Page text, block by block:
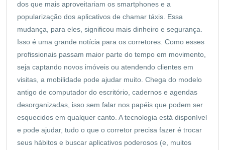
dos que mais aproveitariam os smartphones e a
popularização dos aplicativos de chamar táxis. Essa
mudança, para eles, significou mais dinheiro e segurança.
Isso é uma grande notícia para os corretores. Como esses
profissionais passam maior parte do tempo em movimento,
seja captando novos imóveis ou atendendo clientes em
visitas , a mobilidade pode ajudar muito. Chega do modelo
antigo de computador do escritório, cadernos e agendas
desorganizadas, isso sem falar nos papéis que podem ser
esquecidos em qualquer canto. A tecnologia está disponível
e pode ajudar, tudo o que o corretor precisa fazer é trocar
seus hábitos e buscar aplicativos poderosos (e, muitos